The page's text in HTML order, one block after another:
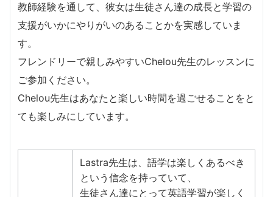
教師経験を通して、彼女は生徒さん達の成長と学習の
支援がいかにやりがいのあることかを実感していま
す。
フレンドリーで親しみやすいChelou先生のレッスンに
ご参加ください。
Chelou先生はあなたと楽しい時間を過ごせることをと
ても楽しみにしています。
Lastra先生は、語学は楽しくあるべき
という信念を持っていて、
生徒さん達にとって英語学習が楽しく